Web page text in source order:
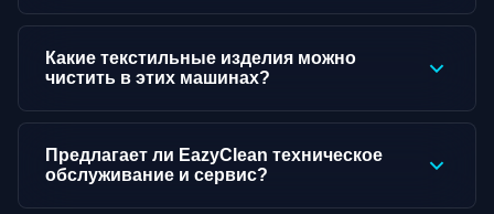
Какие текстильные изделия можно
чистить в этих машинах?
Предлагает ли EazyClean техническое
обслуживание и сервис?